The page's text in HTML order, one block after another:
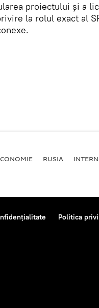
proiectului și a
la rolul exact al
RUSIA
Politica